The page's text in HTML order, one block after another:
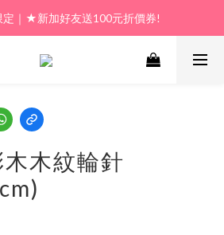
｜★加入新會員領券送100元!
定｜★新加好友送100元折價券!
金｜★加入新會員領券送100元!
木紋輪針